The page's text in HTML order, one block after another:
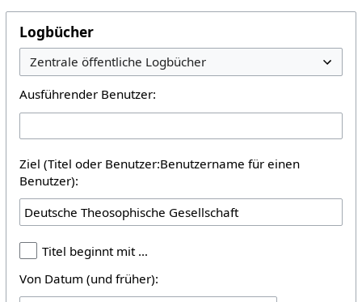
Logbücher
Ausführender Benutzer:
Ziel (Titel oder Benutzer:Benutzername für einen
Benutzer):
Titel beginnt mit …
Von Datum (und früher):